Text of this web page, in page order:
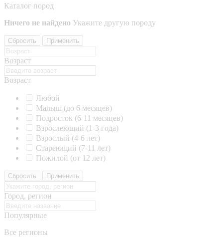
Каталог пород
Ничего не найдено Укажите другую породу
Сбросить Применить
Возраст
Возраст
Любой
Малыш (до 6 месяцев)
Подросток (6-11 месяцев)
Взрослеющий (1-3 года)
Взрослый (4-6 лет)
Стареющий (7-11 лет)
Пожилой (от 12 лет)
Сбросить Применить
Город, регион
Популярные
Все регионы